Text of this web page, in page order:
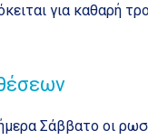
για καθαρή
Σάββατο οι